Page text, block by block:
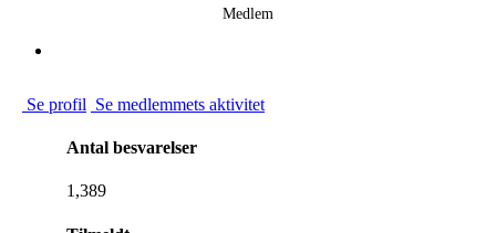
Medlem
Se profil Se medlemmets aktivitet
Antal besvarelser
1,389